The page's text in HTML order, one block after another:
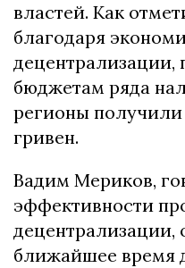
властей. Как
благодаря
бюджетам ряда
регионы
гривен.
Вадим Мериков,
эффективности
децентрализации,
ближайшее время